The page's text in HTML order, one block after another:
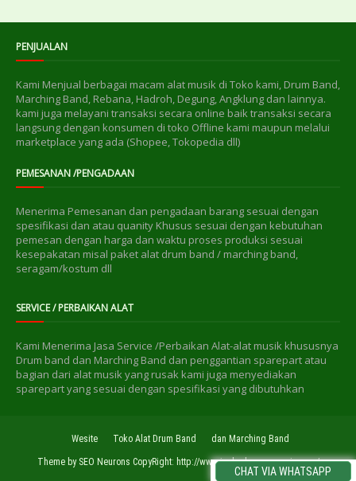
PENJUALAN
Kami Menjual berbagai macam alat musik di Toko kami, Drum Band,
Marching Band, Rebana, Hadroh, Degung, Angklung dan lainnya.
kami juga melayani transaksi secara online baik transaksi secara
langsung dengan konsumen di toko Offline kami maupun melalui
marketplace yang ada (Shopee, Tokopedia dll)
PEMESANAN /PENGADAAN
Menerima Pemesanan dan pengadaan barang sesuai dengan
spesifikasi dan atau quanity Khusus sesuai dengan kebutuhan
pemesan dengan harga dan waktu proses produksi sesuai
kesepakatan misal paket alat drum band / marching band,
seragam/kostum dll
CHAT VIA WHATSAPP
SERVICE / PERBAIKAN ALAT
Kami Menerima Jasa Service /Perbaikan Alat-alat musik khususnya
Drum band dan Marching Band dan penggantian sparepart atau
bagian dari alat musik yang rusak kami juga menyediakan
sparepart yang sesuai dengan spesifikasi yang dibutuhkan
Wesite Toko Alat Drum Band dan Marching Band
Theme by SEO Neurons CopyRight: http://www.jual-rebanamarawis.com/